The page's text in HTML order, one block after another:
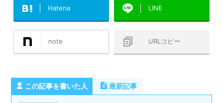
Hatena LINE
note URLコピー
この記事を書いた人 最新記事